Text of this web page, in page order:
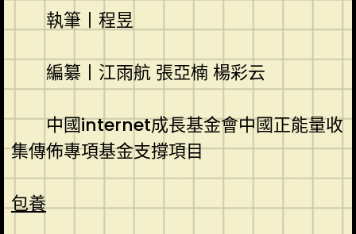
執筆丨程昱
編纂丨江雨航 張亞楠 楊彩云
中國internet成長基金會中國正能量收
集傳佈專項基金支撐項目
包養